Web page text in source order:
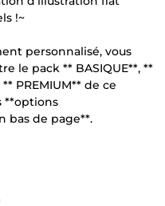
!~
personnalisé, vous
le pack ** BASIQUE**, **
PREMIUM** de ce
**options
bas de page**.